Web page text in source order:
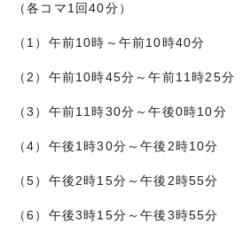
（各コマ1回40分）
（1）午前10時～午前10時40分
（2）午前10時45分～午前11時25分
（3）午前11時30分～午後0時10分
（4）午後1時30分～午後2時10分
（5）午後2時15分～午後2時55分
（6）午後3時15分～午後3時55分